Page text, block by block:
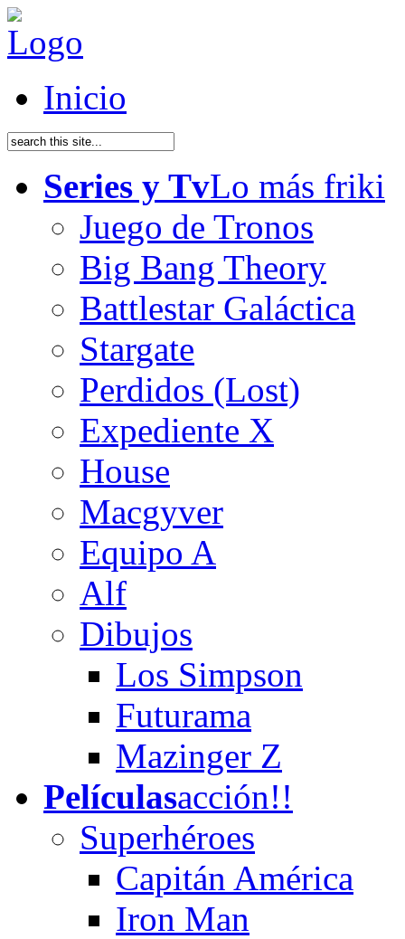
Inicio
Series y TvLo más friki
Juego de Tronos
Big Bang Theory
Battlestar Galáctica
Stargate
Perdidos (Lost)
Expediente X
House
Macgyver
Equipo A
Alf
Dibujos
Los Simpson
Futurama
Mazinger Z
Películasacción!!
Superhéroes
Capitán América
Iron Man